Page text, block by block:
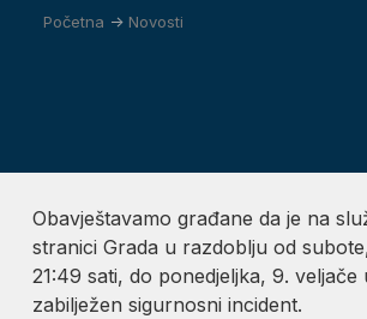
Početna -> Novosti
Obavještavamo građane da je na
stranici Grada u razdoblju od
21:49 sati, do ponedjeljka, 9. veljače
zabilježen sigurnosni incident.